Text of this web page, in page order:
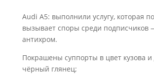
Audi A5: выполнили услугу, которая
вызывает споры среди подписчиков
антихром.
Покрашены суппорты в цвет кузова и
чёрный глянец;